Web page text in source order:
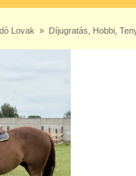
Lovak » Díjugratás Hobbi,